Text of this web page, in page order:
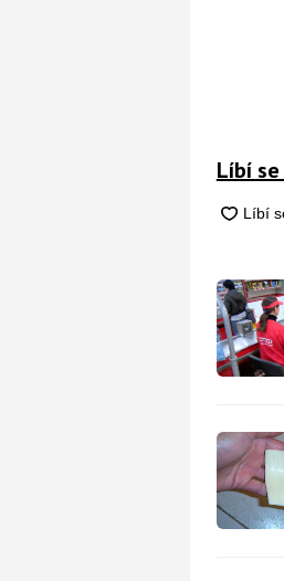
Líbí